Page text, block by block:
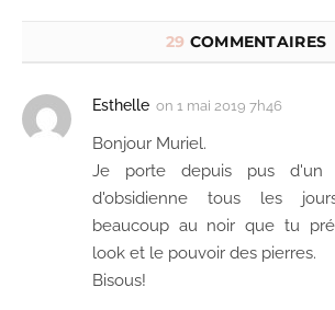
29 COMMENTAIRES
Esthelle on 1 mai 2019 7h46
Bonjour Muriel.
Je porte depuis pus d'un
d'obsidienne tous les
beaucoup au noir que tu
look et le pouvoir des pierres.
Bisous!